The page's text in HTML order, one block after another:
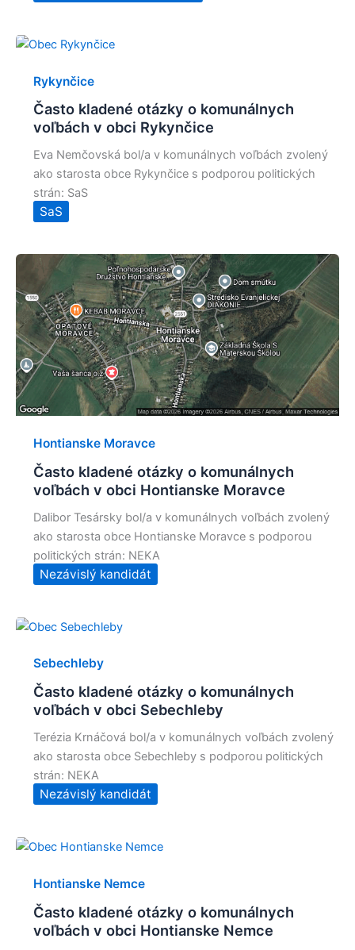
Rykynčice
Často kladené otázky o komunálnych
voľbách v obci Rykynčice
Eva Nemčovská bol/a v komunálnych voľbách zvolený
ako starosta obce Rykynčice s podporou politických
strán: SaS
SaS
Hontianske Moravce
Často kladené otázky o komunálnych
voľbách v obci Hontianske Moravce
Dalibor Tesársky bol/a v komunálnych voľbách zvolený
ako starosta obce Hontianske Moravce s podporou
politických strán: NEKA
Nezávislý kandidát
Sebechleby
Často kladené otázky o komunálnych
voľbách v obci Sebechleby
Terézia Krnáčová bol/a v komunálnych voľbách zvolený
ako starosta obce Sebechleby s podporou politických
strán: NEKA
Nezávislý kandidát
Hontianske Nemce
Často kladené otázky o komunálnych
voľbách v obci Hontianske Nemce